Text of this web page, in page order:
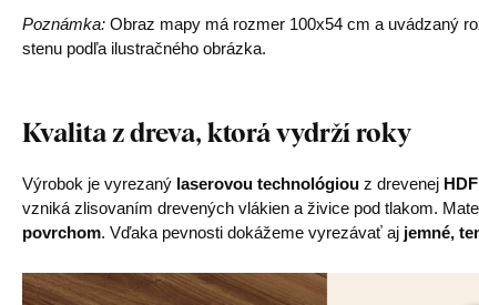
Poznámka: Obraz mapy má rozmer 100x54 cm a uvádzaný
stenu podľa ilustračného obrázka.
Kvalita z dreva, ktorá vydrží roky
Výrobok je vyrezaný laserovou technológiou z drevenej
vzniká zlisovaním drevených vlákien a živice pod tlakom.
povrchom. Vďaka pevnosti dokážeme vyrezávať aj jemné,